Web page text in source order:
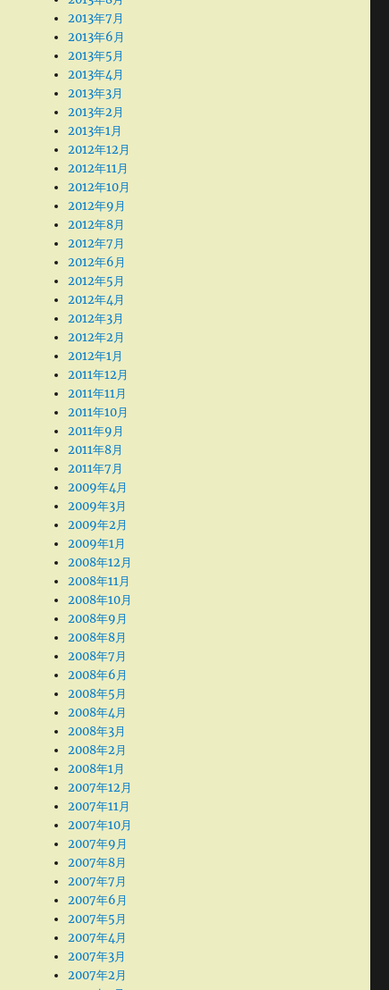
2013年7月
2013年6月
2013年5月
2013年4月
2013年3月
2013年2月
2013年1月
2012年12月
2012年11月
2012年10月
2012年9月
2012年8月
2012年7月
2012年6月
2012年5月
2012年4月
2012年3月
2012年2月
2012年1月
2011年12月
2011年11月
2011年10月
2011年9月
2011年8月
2011年7月
2009年4月
2009年3月
2009年2月
2009年1月
2008年12月
2008年11月
2008年10月
2008年9月
2008年8月
2008年7月
2008年6月
2008年5月
2008年4月
2008年3月
2008年2月
2008年1月
2007年12月
2007年11月
2007年10月
2007年9月
2007年8月
2007年7月
2007年6月
2007年5月
2007年4月
2007年3月
2007年2月